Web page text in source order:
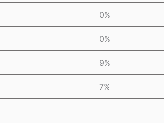
0%
0%
9%
7%